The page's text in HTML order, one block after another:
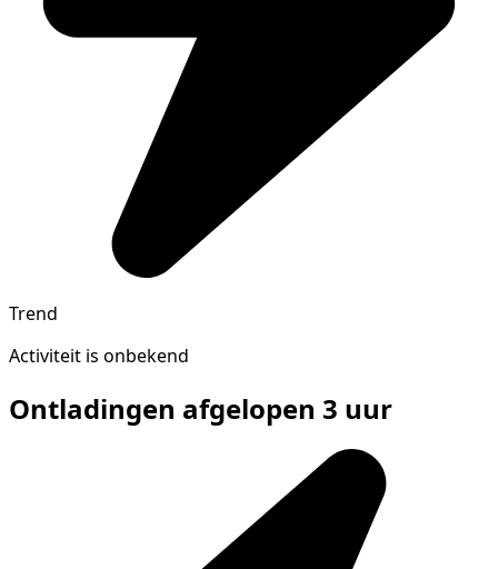
Trend
Activiteit is onbekend
Ontladingen afgelopen 3 uur